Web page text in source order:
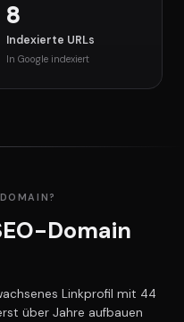
8
Indexierte URLs
In Google indexiert
Domain
Linkprofil mit 44
über Jahre aufbauen